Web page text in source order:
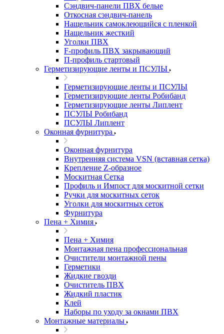
Сэндвич-панели ПВХ белые
Откосная сэндвич-панель
Нащельник самоклеющийся с пленкой
Нащельник жесткий
Уголки ПВХ
F-профиль ПВХ закрывающий
П-профиль стартовый
Герметизирующие ленты и ПСУЛЫ
Герметизирующие ленты и ПСУЛЫ
Герметизирующие ленты Робибанд
Герметизирующие ленты Липлент
ПСУЛЫ Робибанд
ПСУЛЫ Липлент
Оконная фурнитура
Оконная фурнитура
Внутренняя система VSN (вставная сетка)
Крепление Z-образное
Москитная Сетка
Профиль и Импост для москитной сетки
Ручки для москитных сеток
Уголки для москитных сеток
Фурнитура
Пена + Химия
Пена + Химия
Монтажная пена профессиональная
Очистители монтажной пены
Герметики
Жидкие гвозди
Очиститель ПВХ
Жидкий пластик
Клей
Наборы по уходу за окнами ПВХ
Монтажные материалы